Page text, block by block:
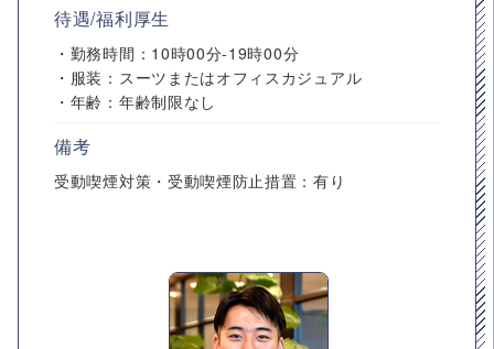
待遇/福利厚生
・勤務時間：10時00分-19時00分
・服装：スーツまたはオフィスカジュアル
・年齢：年齢制限なし
備考
受動喫煙対策・受動喫煙防止措置：有り